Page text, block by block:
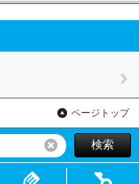
ページトップ
リセット検索